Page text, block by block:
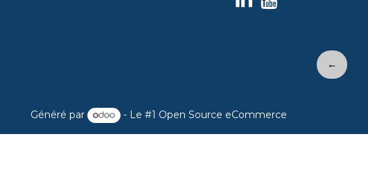
←
Généré par - Le #1 Open Source eCommerce